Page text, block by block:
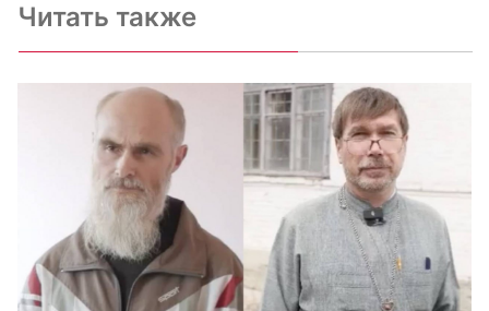
Читать также